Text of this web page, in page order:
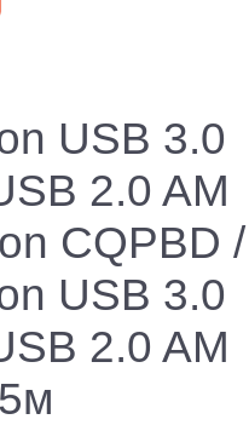
USB 3.0
2.0 AM
CQPBD /
USB 3.0
2.0 AM